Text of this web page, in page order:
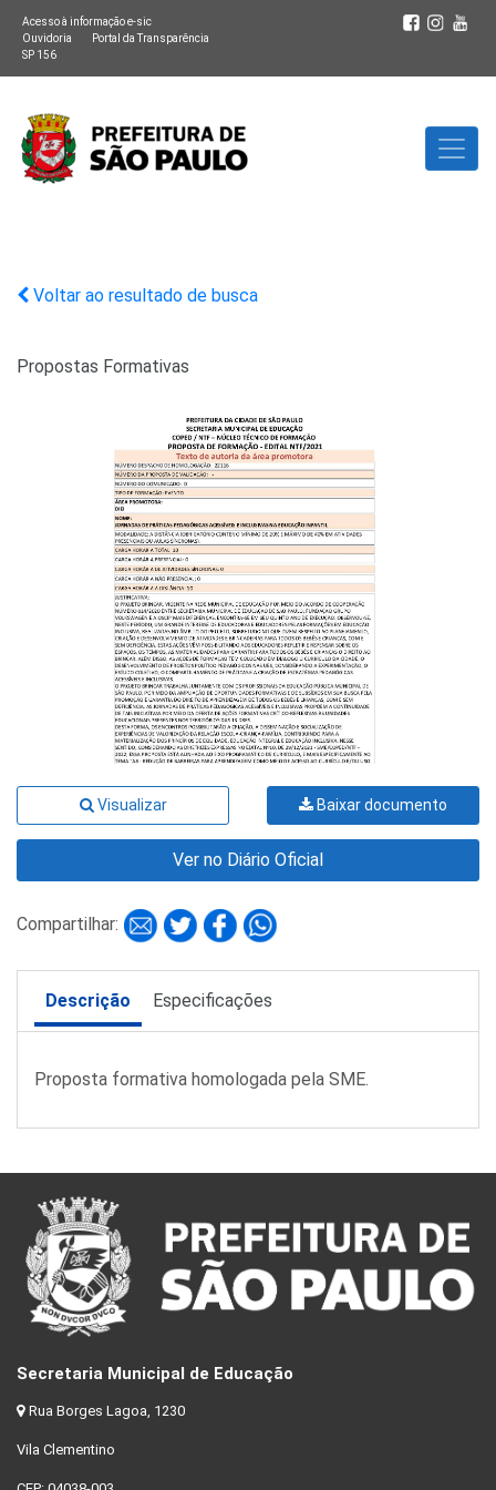
Acesso à informação e-sic
Ouvidoria
Portal da Transparência
SP 156
Voltar ao resultado de busca
Propostas Formativas
Visualizar Baixar documento
Ver no Diário Oficial
Compartilhar:
Descrição Especificações
Proposta formativa homologada pela SME.
Secretaria Municipal de Educação
Rua Borges Lagoa, 1230
Vila Clementino